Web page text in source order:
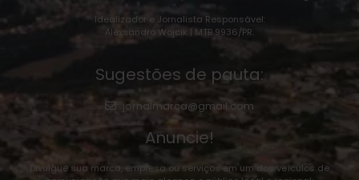
Idealizador e Jornalista Responsável:
Alexsandro Wojcik | MTB 9936/PR.
Sugestões de pauta:
jornalmarca@gmail.com
Anuncie!
Divulgue sua marca, empresa ou serviços em um dos veículos de